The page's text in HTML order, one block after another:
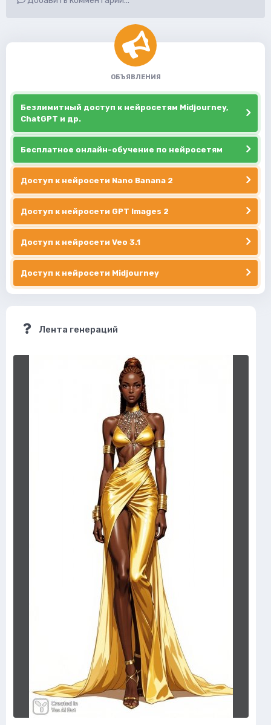
ОБЪЯВЛЕНИЯ
Безлимитный доступ к нейросетям Midjourney,
ChatGPT и др.
Бесплатное онлайн-обучение по нейросетям
Доступ к нейросети Nano Banana 2
Доступ к нейросети GPT Images 2
Доступ к нейросети Veo 3.1
Доступ к нейросети Midjourney
Лента генераций